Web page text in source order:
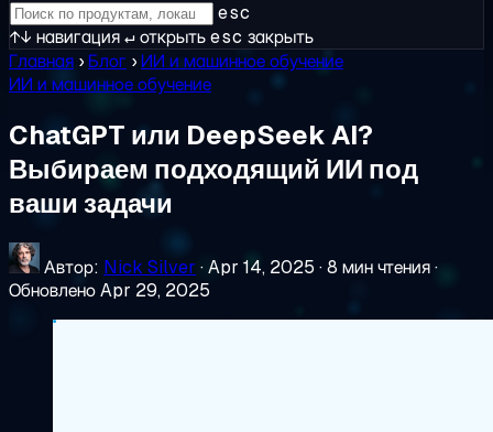
esc
↑↓ навигация↵открытьesc закрыть
Главная ›Блог ›ИИ и машинное обучение
ИИ и машинное обучение
ChatGPT или DeepSeek AI?
Выбираем подходящий ИИ под
ваши задачи
Автор: Nick Silver ·Apr 14, 2025 ·8 мин чтения·
Обновлено Apr 29, 2025